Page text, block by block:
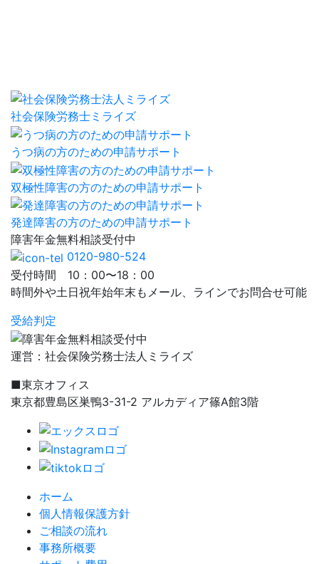
社会保険労務士ミライズ
うつ病の方のための申請サポート
双極性障害の方のための申請サポート
発達障害の方のための申請サポート
障害年金無料相談受付中
0120-980-524
受付時間 10：00〜18：00
時間外や土日祝年始年末もメール、ラインでお問合せ可能
受給判定
運営：社会保険労務士法人ミライズ
■東京オフィス
東京都豊島区巣鴨3-31-2 アルカディア篠A館3階
ホーム
個人情報保護方針
ご相談の流れ
事務所概要